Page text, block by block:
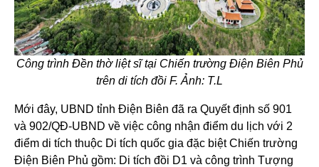
Công trình Đền thờ liệt sĩ tại Chiến trường Điện Biên Phủ
trên di tích đồi F. Ảnh: T.L
Mới đây, UBND tỉnh Điện Biên đã ra Quyết định số 901
và 902/QĐ-UBND về việc công nhận điểm du lịch với 2
điểm di tích thuộc Di tích quốc gia đặc biệt Chiến trường
Điện Biên Phủ gồm: Di tích đồi D1 và công trình Tượng